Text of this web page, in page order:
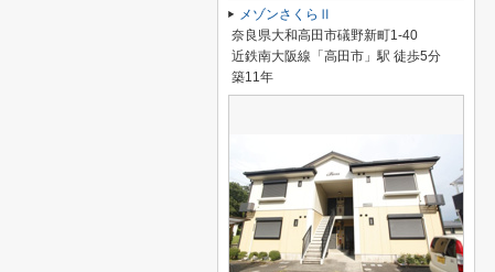
メゾンさくらⅡ
奈良県大和高田市礒野新町1-40
近鉄南大阪線「高田市」駅 徒歩5分
築11年